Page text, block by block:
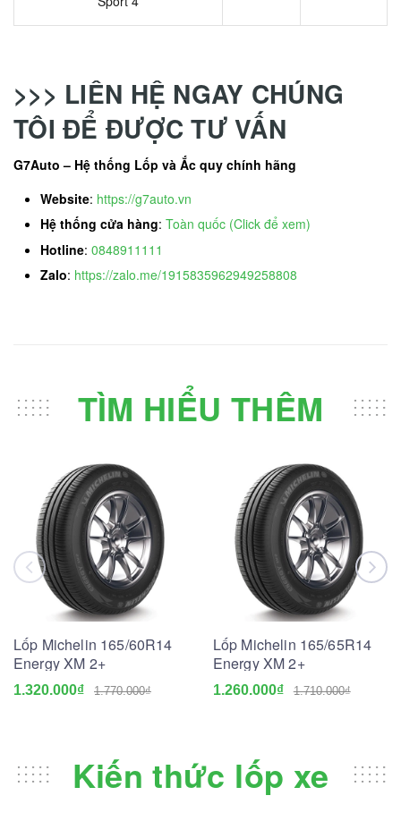
>>> LIÊN HỆ NGAY CHÚNG
TÔI ĐỂ ĐƯỢC TƯ VẤN
G7Auto – Hệ thống Lốp và Ắc quy chính hãng
Website: https://g7auto.vn
Hệ thống cửa hàng: Toàn quốc (Click để xem)
Hotline: 0848911111
Zalo: https://zalo.me/1915835962949258808
TÌM HIỂU THÊM
Lốp Michelin 165/60R14
Energy XM 2+
1.320.000₫ 1.770.000₫
Lốp Michelin 165/65R14
Energy XM 2+
1.260.000₫ 1.710.000₫
Kiến thức lốp xe